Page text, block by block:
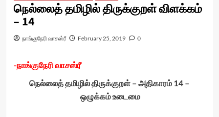
நெல்லைத் தமிழில் திருக்குறள் விளக்கம்
– 14
நாங்குநேரி வாசஸ்ரீ February 25, 2019 0
-நாங்குநேரி வாசஸ்ரீ
நெல்லைத் தமிழில் திருக்குறள் – அதிகாரம் 14 –
ஒழுக்கம் உடைமை